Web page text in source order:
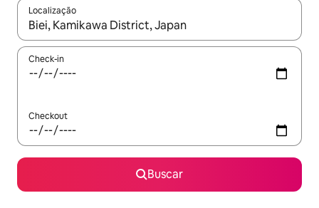
Localização
Quando os resultados estiverem disponíveis, explore-os
Check-in
Checkout
Buscar